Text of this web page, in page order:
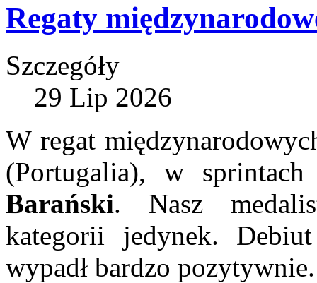
Regaty
Szczegóły
29 Lip 2026
W regat
(Portugalia), w
Barański. Nasz
kategorii jedynek.
wypadł bardzo pozytywnie.